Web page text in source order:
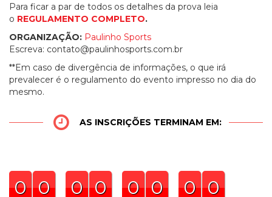
Para ficar a par de todos os detalhes da prova leia
o REGULAMENTO COMPLETO.
ORGANIZAÇÃO: Paulinho Sports
Escreva: contato@paulinhosports.com.br
**Em caso de divergência de informações, o que irá
prevalecer é o regulamento do evento impresso no dia do
mesmo.
AS INSCRIÇÕES TERMINAM EM:
0 0 0 0 0 0 0 0